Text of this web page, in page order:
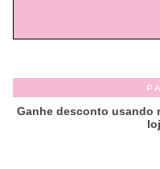
Ganhe desconto usando